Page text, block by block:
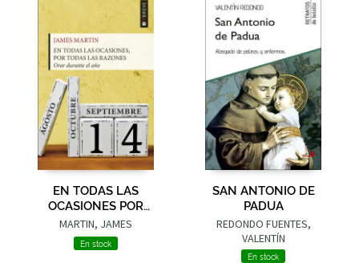
EN TODAS LAS
OCASIONES POR
TODAS LAS RAZONES
MARTIN, JAMES
En stock
SAN ANTONIO DE
PADUA
REDONDO FUENTES,
VALENTÍN
En stock